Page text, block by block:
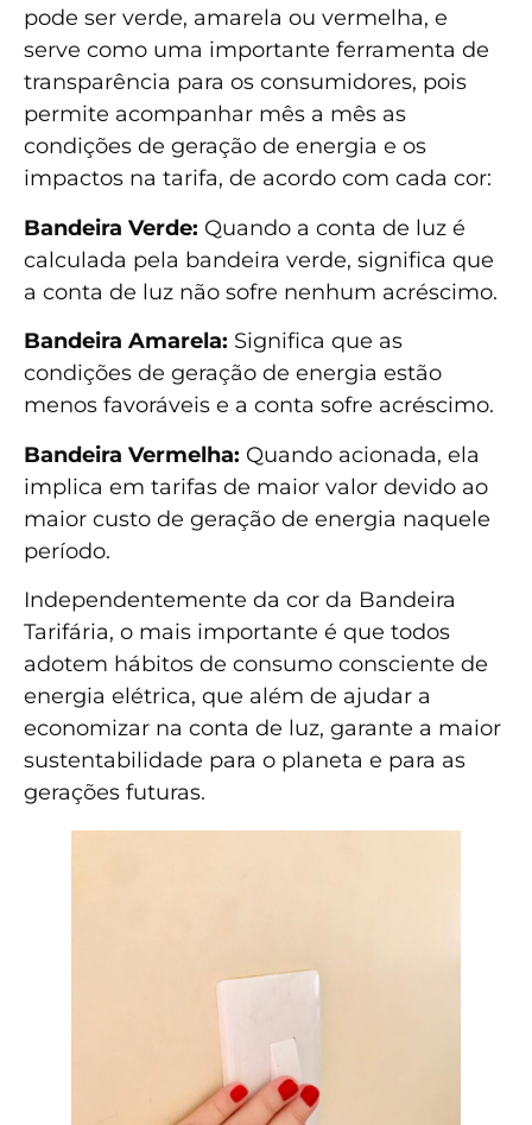
pode ser verde, amarela ou vermelha, e
serve como uma importante ferramenta de
transparência para os consumidores, pois
permite acompanhar mês a mês as
condições de geração de energia e os
impactos na tarifa, de acordo com cada cor:
Bandeira Verde: Quando a conta de luz é
calculada pela bandeira verde, significa que
a conta de luz não sofre nenhum acréscimo.
Bandeira Amarela: Significa que as
condições de geração de energia estão
menos favoráveis e a conta sofre acréscimo.
Bandeira Vermelha: Quando acionada, ela
implica em tarifas de maior valor devido ao
maior custo de geração de energia naquele
período.
Independentemente da cor da Bandeira
Tarifária, o mais importante é que todos
adotem hábitos de consumo consciente de
energia elétrica, que além de ajudar a
economizar na conta de luz, garante a maior
sustentabilidade para o planeta e para as
gerações futuras.